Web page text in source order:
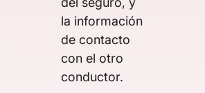
la información
de contacto
con el otro
conductor.